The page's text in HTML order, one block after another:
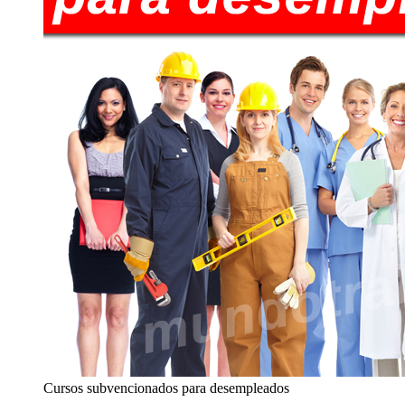
Cursos subvencionados para desempleados